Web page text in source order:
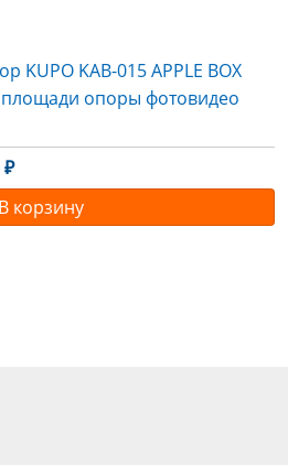
KUPO KAB-015 APPLE BOX
площади опоры фотовидео
₽
В корзину